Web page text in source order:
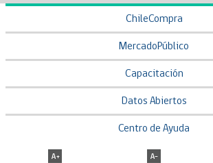
ChileCompra
MercadoPúblico
Capacitación
Datos Abiertos
Centro de Ayuda